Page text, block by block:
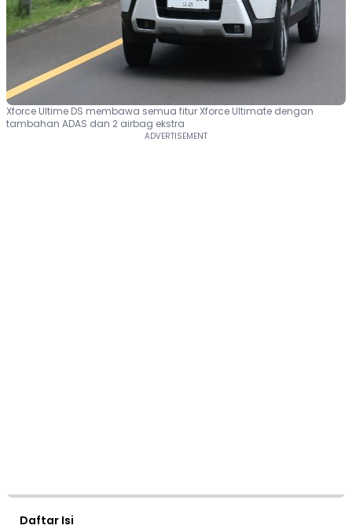
Xforce Ultime DS membawa semua fitur Xforce Ultimate dengan
tambahan ADAS dan 2 airbag ekstra
Daftar Isi